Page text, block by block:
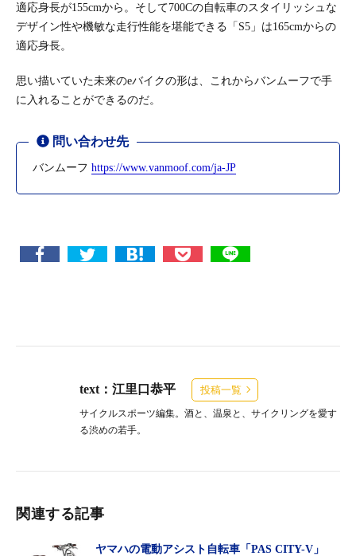
適応身長が155cmから。そして700Cの自転車のスタイリッシュな
デザイン性や機敏な走行性能を堪能できる「S5」は165cmからの
適応身長。
思い描いていた未来のeバイクの形は、これからバンムーフで手
に入れることができるのだ。
問い合わせ先
バンムーフ https://www.vanmoof.com/ja-JP
text：江里口恭平 投稿一覧
サイクルスポーツ編集。酒と、温泉と、サイクリングを愛す
る渋めの若手。
関連する記事
ヤマハの電動アシスト自転車「PAS CITY-V」